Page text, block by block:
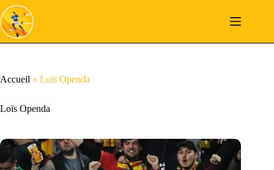
Passer
au
contenu
Accueil » Loïs Openda
Loïs Openda